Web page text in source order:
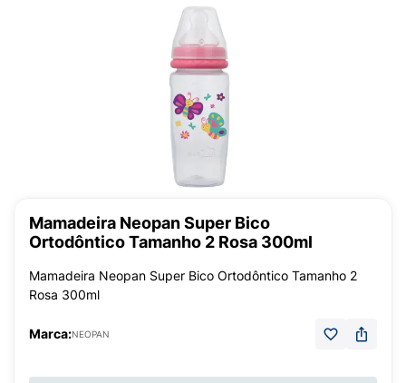
Mamadeira Neopan Super Bico
Ortodôntico Tamanho 2 Rosa 300ml
Mamadeira Neopan Super Bico Ortodôntico Tamanho 2
Rosa 300ml
Marca:NEOPAN